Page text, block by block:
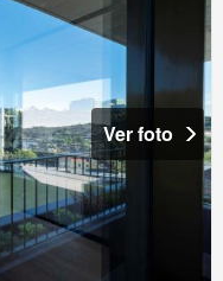
Ver foto